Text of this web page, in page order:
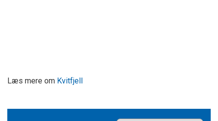
Læs mere om Kvitfjell